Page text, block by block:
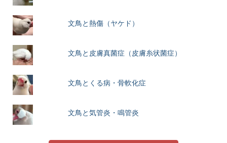
文鳥と熱傷（ヤケド）
文鳥と皮膚真菌症（皮膚糸状菌症）
文鳥とくる病・骨軟化症
文鳥と気管炎・鳴管炎